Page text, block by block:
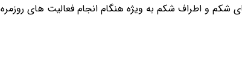
و اطراف شکم به ویژه هنگام انجام فعالیت های روزمره